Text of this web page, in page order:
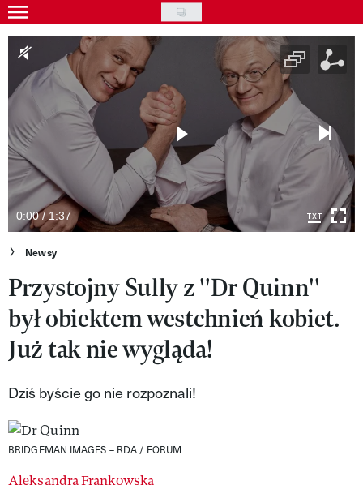
Skip
to
main
content
Gwiazdy
Ludzie
Moda
Uroda
Styl życia
Kultura
Wideo
Nasze akcje
VIVA!ART
VIVA!MODA
VIVA!PEOPLE POWER
VIVA!ITAKA
0:00 / 1:37
Newsy
Przystojny Sully z ''Dr Quinn''
był obiektem westchnień kobiet.
Już tak nie wygląda!
Dziś byście go nie rozpoznali!
BRIDGEMAN IMAGES – RDA / FORUM
Aleksandra Frankowska